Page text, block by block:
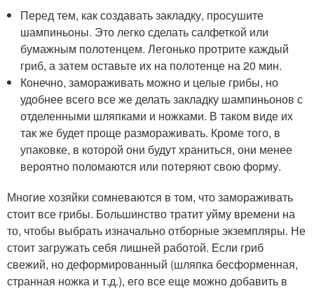
Перед тем, как создавать закладку, просушите
шампиньоны. Это легко сделать салфеткой или
бумажным полотенцем. Легонько протрите каждый
гриб, а затем оставьте их на полотенце на 20 мин.
Конечно, замораживать можно и целые грибы, но
удобнее всего все же делать закладку шампиньонов с
отделенными шляпками и ножками. В таком виде их
так же будет проще размораживать. Кроме того, в
упаковке, в которой они будут храниться, они менее
вероятно поломаются или потеряют свою форму.
Многие хозяйки сомневаются в том, что замораживать
стоит все грибы. Большинство тратит уйму времени на
то, чтобы выбрать изначально отборные экземпляры. Не
стоит загружать себя лишней работой. Если гриб
свежий, но деформированный (шляпка бесформенная,
странная ножка и т.д.), его все еще можно добавить в